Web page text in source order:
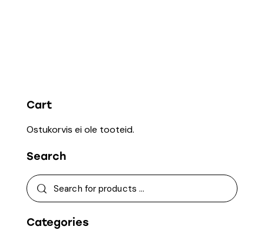
Cart
Ostukorvis ei ole tooteid.
Search
Categories